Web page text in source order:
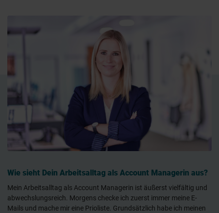
Wie sieht Dein Arbeitsalltag als Account Managerin aus?
Mein Arbeitsalltag als Account Managerin ist äußerst vielfältig und
abwechslungsreich. Morgens checke ich zuerst immer meine E-
Mails und mache mir eine Prioliste. Grundsätzlich habe ich meinen